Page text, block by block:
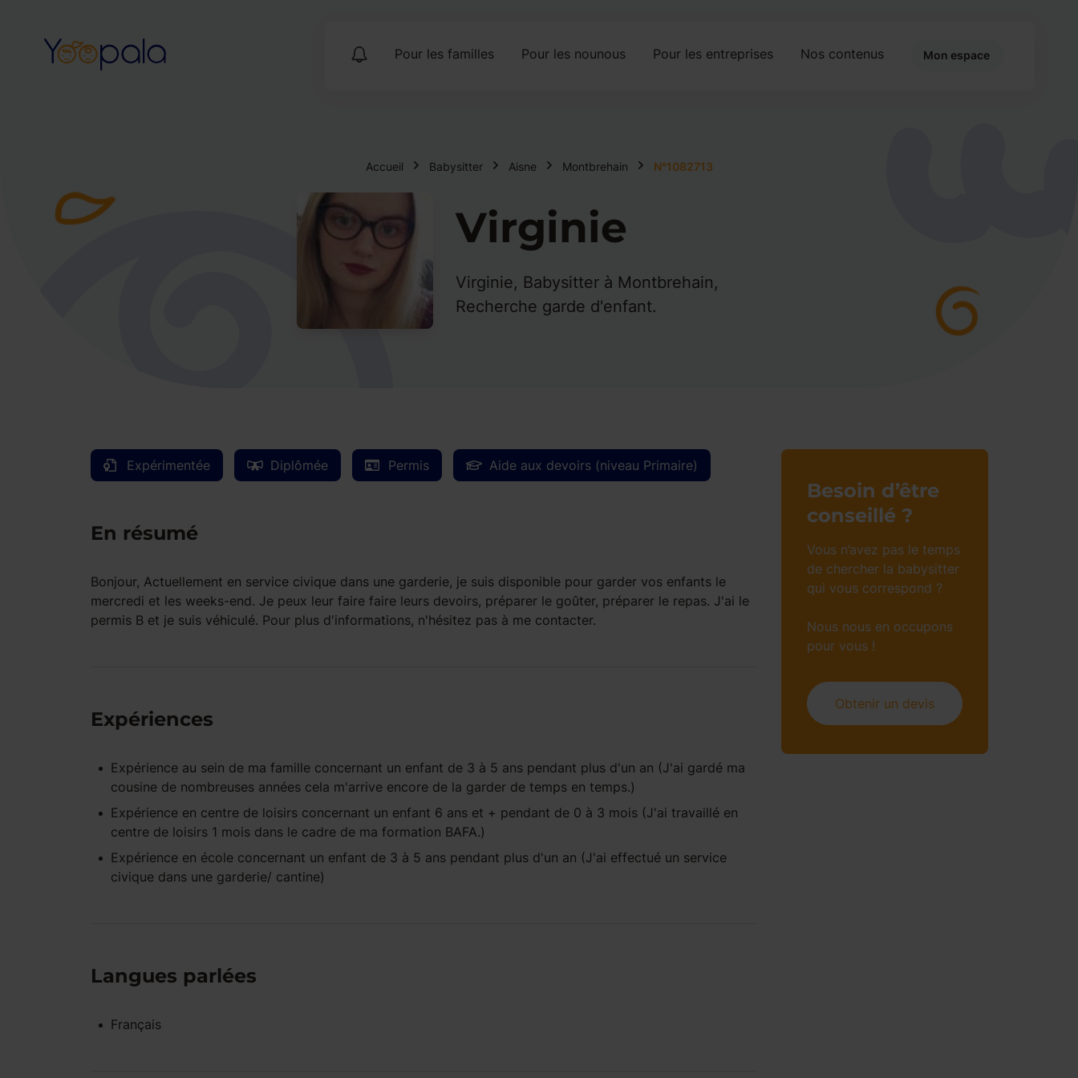
Pour les familles Pour les nounous Pour les entreprises Nos contenus Mon espace
Accueil Babysitter Aisne Montbrehain N°1082713
Virginie
Virginie, Babysitter à Montbrehain,
Recherche garde d'enfant.
Expérimentée Diplômée Permis Aide aux devoirs (niveau Primaire)
En résumé
Bonjour, Actuellement en service civique dans une garderie, je suis disponible pour garder vos enfants le
mercredi et les weeks-end. Je peux leur faire faire leurs devoirs, préparer le goûter, préparer le repas. J'ai le
permis B et je suis véhiculé. Pour plus d'informations, n'hésitez pas à me contacter.
Expériences
Expérience au sein de ma familleconcernant un enfant de 3 à 5 anspendant plus d'un an (J'ai gardé ma
cousine de nombreuses années cela m'arrive encore de la garder de temps en temps.)
Expérience en centre de loisirsconcernant un enfant 6 ans et + pendant de 0 à 3 mois(J'ai travaillé en
centre de loisirs 1 mois dans le cadre de ma formation BAFA.)
Expérience en écoleconcernant un enfant de 3 à 5 anspendant plus d'un an (J'ai effectué un service
civique dans une garderie/ cantine)
Langues parlées
Français
Besoin d’être
conseillé ?
Vous n’avez pas le temps
de chercher la babysitter
qui vous correspond ?
Nous nous en occupons
pour vous !
Obtenir un devis